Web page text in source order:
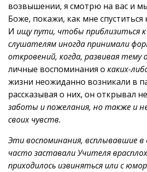
возвышении, я смотрю на вас и
Боже, покажи, как мне
И ищу пути, чтобы приблизиться
слушателям иногда принимали
откровений, когда, развивая тему
личные воспоминания о каких-
жизни неожиданно возникали в
рассказывая о них, он открывал
заботы и пожелания, но также и
своих чувств.
Эти воспоминания, всплывавшие в
часто заставали Учителя
приходилось извиняться или с